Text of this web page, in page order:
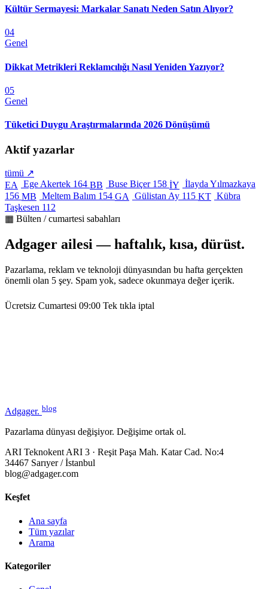
Kültür Sermayesi: Markalar Sanatı Neden Satın Alıyor?
04
Genel
Dikkat Metrikleri Reklamcılığı Nasıl Yeniden Yazıyor?
05
Genel
Tüketici Duygu Araştırmalarında 2026 Dönüşümü
Aktif yazarlar
tümü ↗
EA
Ege Akertek 164 BB Buse Biçer 158 İY İlayda Yılmazkaya
156 MB Meltem Balım 154 GA Gülistan Ay 115 KT Kübra
Taşkesen 112
▦ Bülten / cumartesi sabahları
Adgager ailesi — haftalık, kısa, dürüst.
Pazarlama, reklam ve teknoloji dünyasından bu hafta gerçekten
önemli olan 5 şey. Spam yok, sadece okunmaya değer içerik.
Ücretsiz Cumartesi 09:00 Tek tıkla iptal
Adgager. blog
Pazarlama dünyası değişiyor. Değişime ortak ol.
ARI Teknokent ARI 3 · Reşit Paşa Mah. Katar Cad. No:4
34467 Sarıyer / İstanbul
blog@adgager.com
Keşfet
Ana sayfa
Tüm yazılar
Arama
Kategoriler